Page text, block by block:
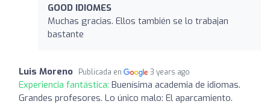
GOOD IDIOMES
Muchas gracias. Ellos también se lo trabajan
bastante
Luis Moreno Publicada en 3 years ago
Experiencia fantástica: Buenísima academia de idiomas.
Grandes profesores. Lo único malo: El aparcamiento.